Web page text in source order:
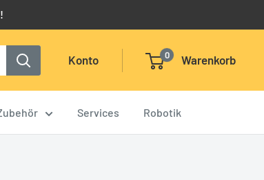
Konto 0 Warenkorb
Services Robotik